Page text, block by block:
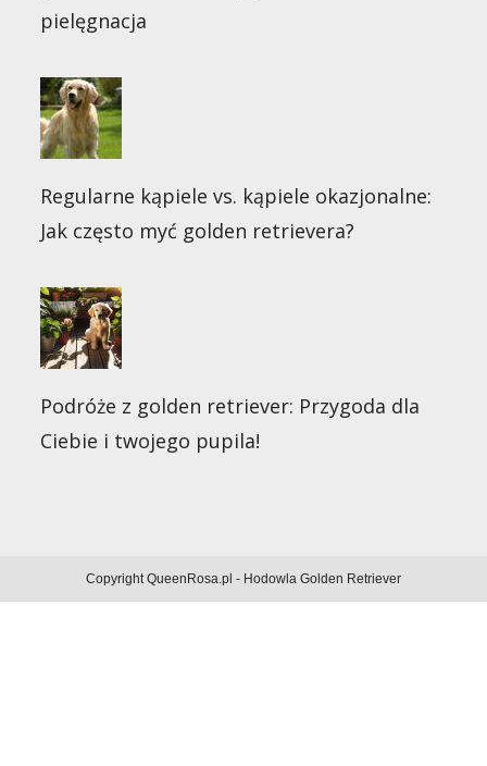
pielęgnacja
Regularne kąpiele vs. kąpiele okazjonalne:
Jak często myć golden retrievera?
Podróże z golden retriever: Przygoda dla
Ciebie i twojego pupila!
Copyright QueenRosa.pl - Hodowla Golden Retriever